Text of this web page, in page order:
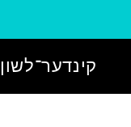
קינדער־לשון